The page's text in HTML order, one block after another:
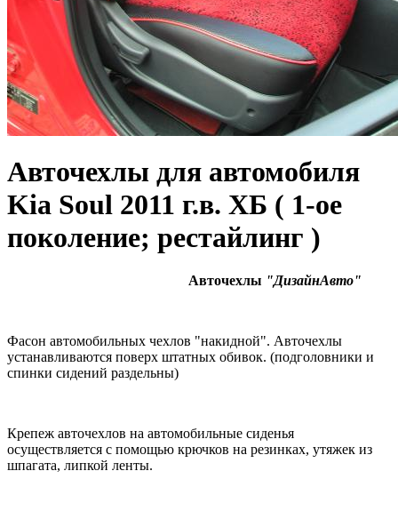
Авточехлы для автомобиля
Kia Soul 2011 г.в. ХБ ( 1-ое
поколение; рестайлинг )
Авточехлы "ДизайнАвто"
Фасон автомобильных чехлов "накидной". Авточехлы
устанавливаются поверх штатных обивок. (подголовники и
спинки сидений раздельны)
Крепеж авточехлов на автомобильные сиденья
осуществляется с помощью крючков на резинках, утяжек из
шпагата, липкой ленты.